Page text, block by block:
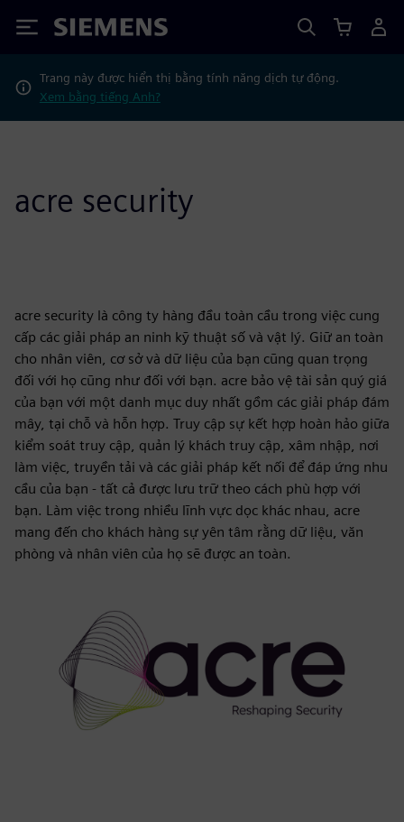
Siemens
Trang này được hiển thị bằng tính năng dịch tự động.
Xem bằng tiếng Anh?
acre security
acre security là công ty hàng đầu toàn cầu trong việc cung
cấp các giải pháp an ninh kỹ thuật số và vật lý. Giữ an toàn
cho nhân viên, cơ sở và dữ liệu của bạn cũng quan trọng
đối với họ cũng như đối với bạn. acre bảo vệ tài sản quý giá
của bạn với một danh mục duy nhất gồm các giải pháp đám
mây, tại chỗ và hỗn hợp. Truy cập sự kết hợp hoàn hảo giữa
kiểm soát truy cập, quản lý khách truy cập, xâm nhập, nơi
làm việc, truyền tải và các giải pháp kết nối để đáp ứng nhu
cầu của bạn - tất cả được lưu trữ theo cách phù hợp với
bạn. Làm việc trong nhiều lĩnh vực dọc khác nhau, acre
mang đến cho khách hàng sự yên tâm rằng dữ liệu, văn
phòng và nhân viên của họ sẽ được an toàn.